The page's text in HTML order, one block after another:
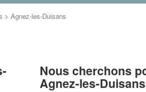
> Agnez-les-Duisans
Nous cherchons
Agnez-les-Duisans